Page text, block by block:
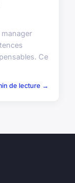
Ce
de lecture →